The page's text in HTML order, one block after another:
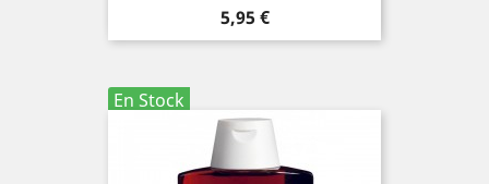
Precio
5,95 €
En Stock